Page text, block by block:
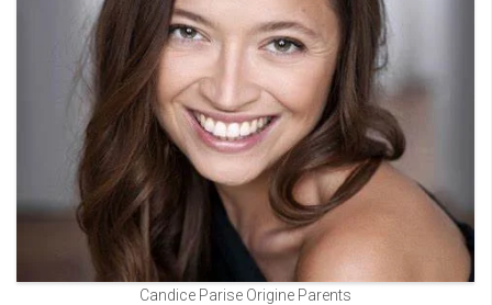
Candice Parise Origine Parents